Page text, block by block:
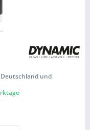
Deutschland und